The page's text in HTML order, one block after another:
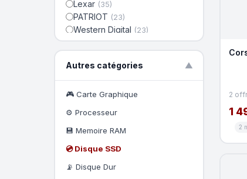
Lexar (35)
PATRIOT (23)
Western Digital (23)
Intenso(21)
Verbatim(20)
Dell(14)
SABRENT(13)
Autres catégories ▼
🎮 Carte Graphique
⚙️ Processeur
💾 Memoire RAM
💿 Disque SSD
📡 Disque Dur
2
1
2